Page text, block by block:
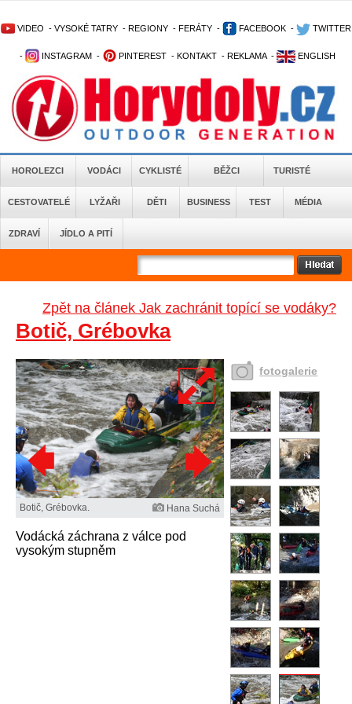
VIDEO - VYSOKÉ TATRY - REGIONY - FERÁTY - FACEBOOK - TWITTER
- INSTAGRAM - PINTEREST - KONTAKT - REKLAMA - ENGLISH
HOROLEZCI VODÁCI CYKLISTÉ BĚŽCI TURISTÉ
CESTOVATELÉ LYŽAŘI DĚTI BUSINESS TEST MÉDIA
ZDRAVÍ JÍDLO A PITÍ
Zpět na článek Jak zachránit topící se vodáky?
Botič, Grébovka
Botič, Grébovka. Hana Suchá
Vodácká záchrana z válce pod
vysokým stupněm
fotogalerie